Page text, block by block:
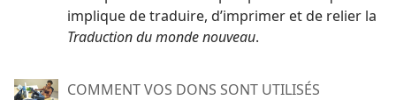
implique de traduire, d’imprimer et de relier la
Traduction du monde nouveau.
COMMENT VOS DONS SONT UTILISÉS